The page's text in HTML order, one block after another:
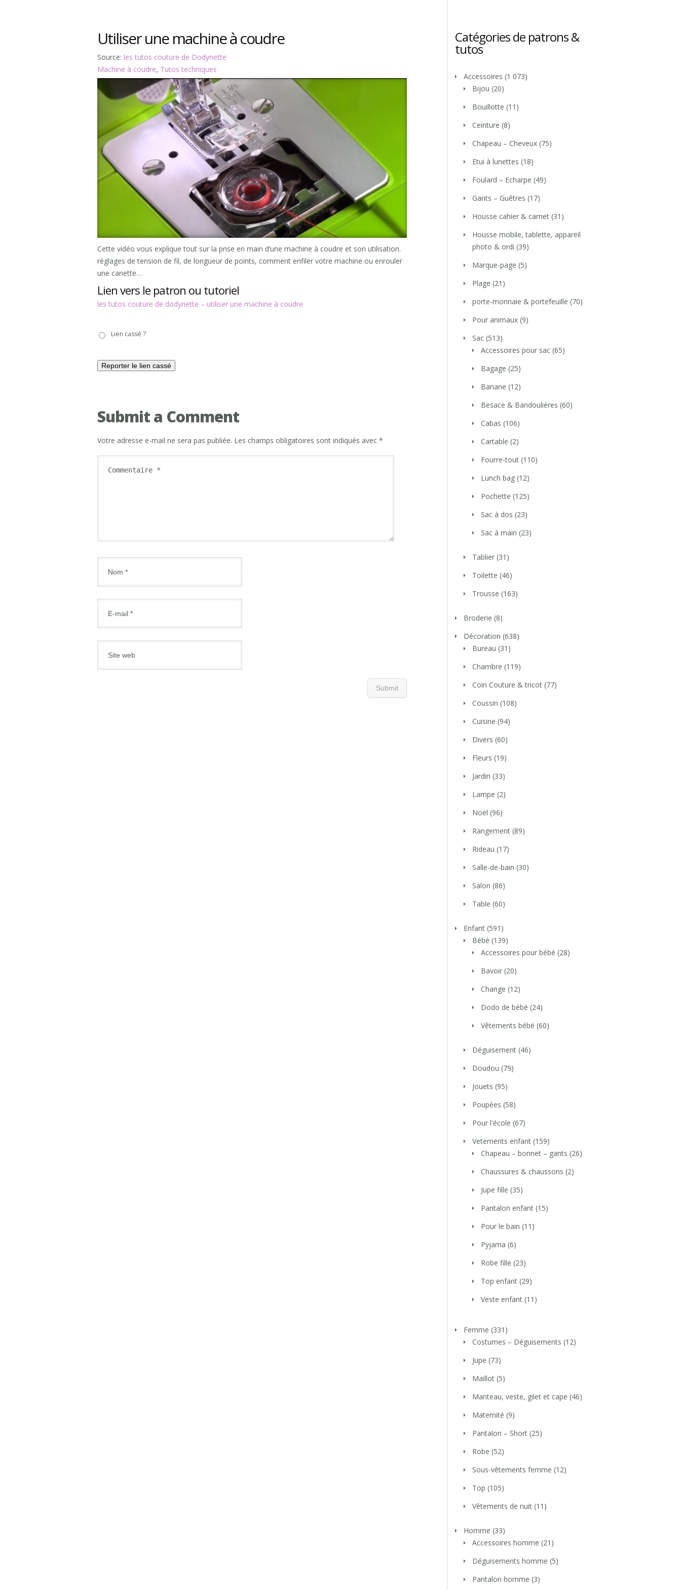
Utiliser une machine à coudre
Source: les tutos couture de Dodynette
Machine à coudre, Tutos techniques
Cette vidéo vous explique tout sur la prise en main d’une machine à coudre et son utilisation.
réglages de tension de fil, de longueur de points, comment enfiler votre machine ou enrouler
une canette…
Lien vers le patron ou tutoriel
les tutos couture de dodynette – utiliser une machine à coudre
casséLien cassé ?
Submit a Comment
Votre adresse e-mail ne sera pas publiée. Les champs obligatoires sont indiqués avec *
Catégories de patrons &
tutos
Accessoires (1 073)
Bijou (20)
Bouillotte (11)
Ceinture (8)
Chapeau – Cheveux (75)
Etui à lunettes (18)
Foulard – Echarpe (49)
Gants – Guêtres (17)
Housse cahier & carnet (31)
Housse mobile, tablette, appareil
photo & ordi (39)
Marque-page (5)
Plage (21)
porte-monnaie & portefeuille (70)
Pour animaux (9)
Sac (513)
Accessoires pour sac (65)
Bagage (25)
Banane (12)
Besace & Bandoulières (60)
Cabas (106)
Cartable (2)
Fourre-tout (110)
Lunch bag (12)
Pochette (125)
Sac à dos (23)
Sac à main (23)
Tablier (31)
Toilette (46)
Trousse (163)
Broderie (8)
Décoration (638)
Bureau (31)
Chambre (119)
Coin Couture & tricot (77)
Coussin (108)
Cuisine (94)
Divers (60)
Fleurs (19)
Jardin (33)
Lampe (2)
Noël (96)
Rangement (89)
Rideau (17)
Salle-de-bain (30)
Salon (86)
Table (60)
Enfant (591)
Bébé (139)
Accessoires pour bébé (28)
Bavoir (20)
Change (12)
Dodo de bébé (24)
Vêtements bébé (60)
Déguisement (46)
Doudou (79)
Jouets (95)
Poupées (58)
Pour l'école (67)
Vetements enfant (159)
Chapeau – bonnet – gants (26)
Chaussures & chaussons (2)
Jupe fille (35)
Pantalon enfant (15)
Pour le bain (11)
Pyjama (6)
Robe fille (23)
Top enfant (29)
Veste enfant (11)
Femme (331)
Costumes – Déguisements (12)
Jupe (73)
Maillot (5)
Manteau, veste, gilet et cape (46)
Maternité (9)
Pantalon – Short (25)
Robe (52)
Sous-vêtements femme (12)
Top (105)
Vêtements de nuit (11)
Homme (33)
Accessoires homme (21)
Déguisements homme (5)
Pantalon homme (3)